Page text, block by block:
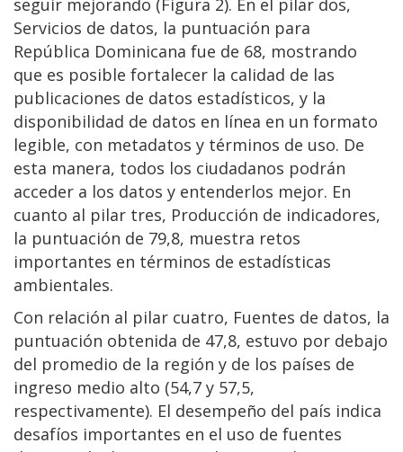
Servicios de datos, la puntuación para
República Dominicana fue de 68, mostrando
que es posible fortalecer la calidad de las
publicaciones de datos estadísticos, y la
disponibilidad de datos en línea en un formato
legible, con metadatos y términos de uso. De
esta manera, todos los ciudadanos podrán
acceder a los datos y entenderlos mejor. En
cuanto al pilar tres, Producción de indicadores,
la puntuación de 79,8, muestra retos
importantes en términos de estadísticas
ambientales.
Con relación al pilar cuatro, Fuentes de datos, la
puntuación obtenida de 47,8, estuvo por debajo
del promedio de la región y de los países de
ingreso medio alto (54,7 y 57,5,
respectivamente). El desempeño del país indica
desafíos importantes en el uso de fuentes